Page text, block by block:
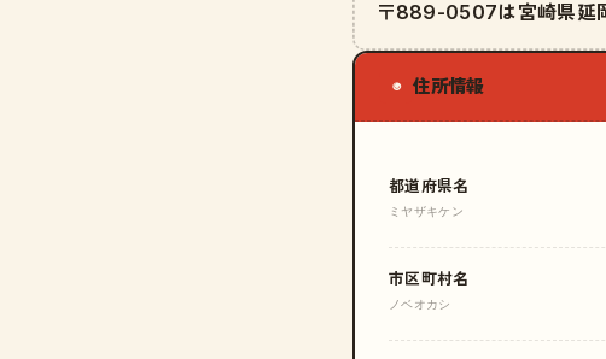
〒889-0507は宮崎県延
◉ 住所情報
都道府県名
ミヤザキケン
市区町村名
ノベオカシ